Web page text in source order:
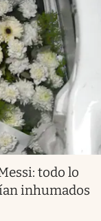
todo lo
inhumados